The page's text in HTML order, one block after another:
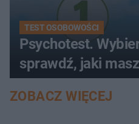
TEST OSOBOWOŚCI
Psychotest.
sprawdź, jaki
ZOBACZ WIĘCEJ